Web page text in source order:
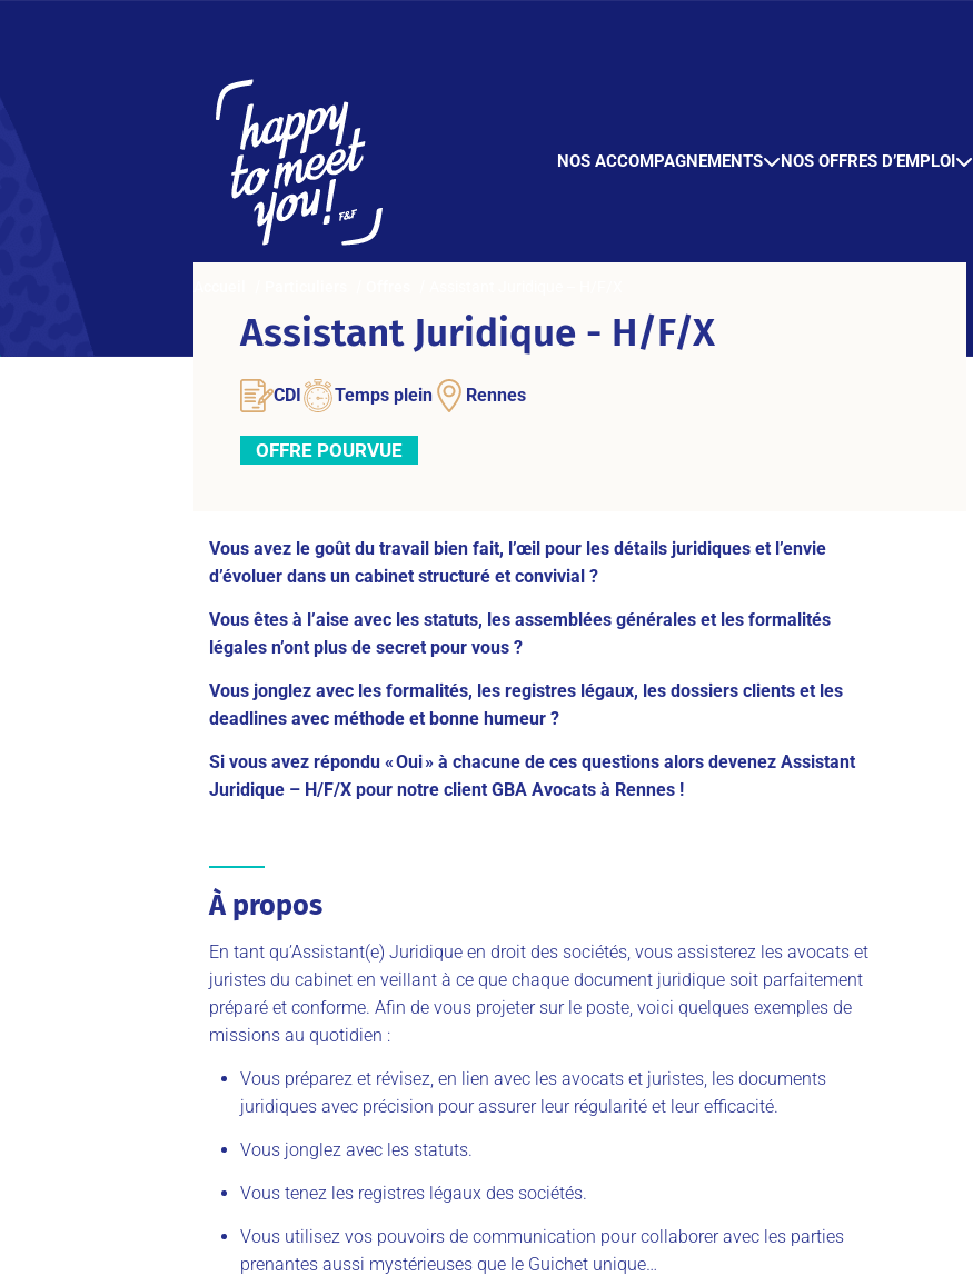
NOS ACCOMPAGNEMENTS NOS OFFRES D’EMPLOI
Assistant Juridique - H/F/X
CDI Temps plein Rennes
OFFRE POURVUE
Vous avez le goût du travail bien fait, l’œil pour les détails juridiques et l’envie
d’évoluer dans un cabinet structuré et convivial ?
Vous êtes à l’aise avec les statuts, les assemblées générales et les formalités
légales n’ont plus de secret pour vous ?
Vous jonglez avec les formalités, les registres légaux, les dossiers clients et les
deadlines avec méthode et bonne humeur ?
Si vous avez répondu « Oui » à chacune de ces questions alors devenez Assistant
Juridique – H/F/X pour notre client GBA Avocats à Rennes !
À propos
En tant qu’Assistant(e) Juridique en droit des sociétés, vous assisterez les avocats et
juristes du cabinet en veillant à ce que chaque document juridique soit parfaitement
préparé et conforme. Afin de vous projeter sur le poste, voici quelques exemples de
missions au quotidien :
Vous préparez et révisez, en lien avec les avocats et juristes, les documents
juridiques avec précision pour assurer leur régularité et leur efficacité.
Vous jonglez avec les statuts.
Vous tenez les registres légaux des sociétés.
Vous utilisez vos pouvoirs de communication pour collaborer avec les parties
prenantes aussi mystérieuses que le Guichet unique…